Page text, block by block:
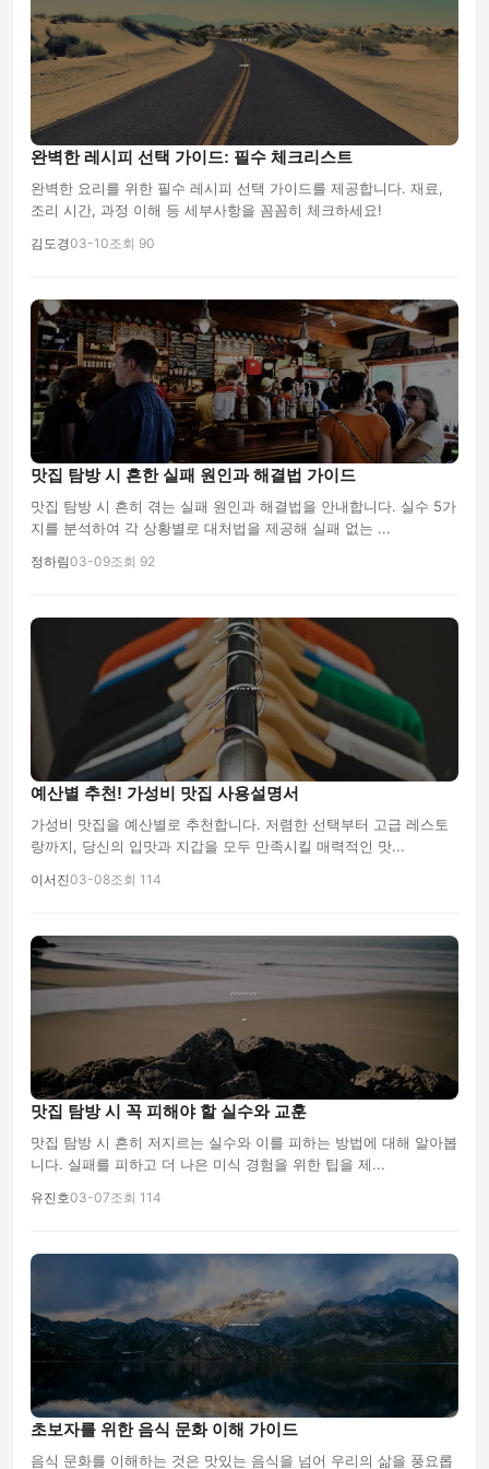
완벽한 레시피 선택 가이드: 필수 체크리스트
완벽한 요리를 위한 필수 레시피 선택 가이드를 제공합니다. 재료,
조리 시간, 과정 이해 등 세부사항을 꼼꼼히 체크하세요!
김도경03-10조회 90
맛집 탐방 시 흔한 실패 원인과 해결법 가이드
맛집 탐방 시 흔히 겪는 실패 원인과 해결법을 안내합니다. 실수 5가
지를 분석하여 각 상황별로 대처법을 제공해 실패 없는 ...
정하림03-09조회 92
예산별 추천! 가성비 맛집 사용설명서
가성비 맛집을 예산별로 추천합니다. 저렴한 선택부터 고급 레스토
랑까지, 당신의 입맛과 지갑을 모두 만족시킬 매력적인 맛...
이서진03-08조회 114
맛집 탐방 시 꼭 피해야 할 실수와 교훈
맛집 탐방 시 흔히 저지르는 실수와 이를 피하는 방법에 대해 알아봅
니다. 실패를 피하고 더 나은 미식 경험을 위한 팁을 제...
유진호03-07조회 114
초보자를 위한 음식 문화 이해 가이드
음식 문화를 이해하는 것은 맛있는 음식을 넘어 우리의 삶을 풍요롭